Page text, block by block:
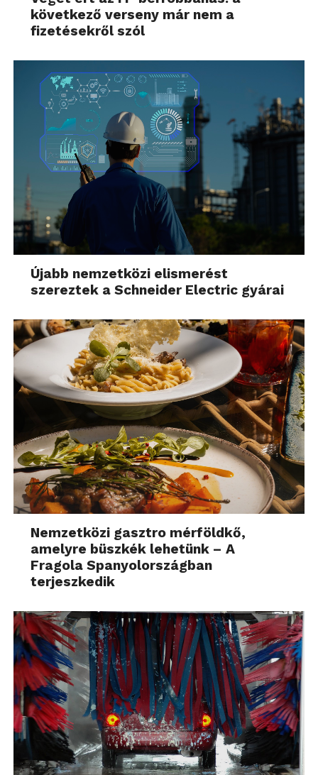
következő verseny már nem a
fizetésekről szól
Újabb nemzetközi elismerést
szereztek a Schneider Electric gyárai
Nemzetközi gasztro mérföldkő,
amelyre büszkék lehetünk – A
Fragola Spanyolországban
terjeszkedik